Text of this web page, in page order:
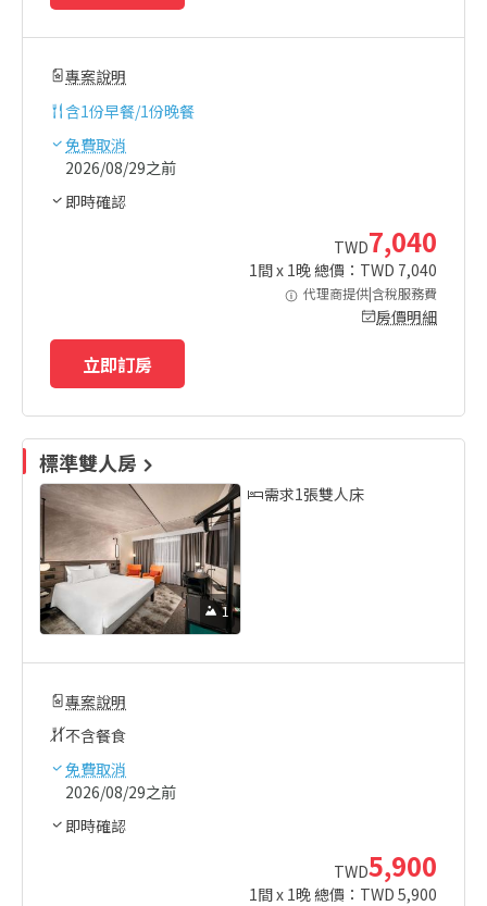
專案說明
含1份早餐/1份晚餐
免費取消
2026/08/29之前
即時確認
TWD7,040
1間 x 1晚 總價：TWD 7,040
代理商提供|含稅服務費
房價明細
立即訂房
標準雙人房
1
需求1張雙人床
專案說明
不含餐食
免費取消
2026/08/29之前
即時確認
TWD5,900
1間 x 1晚 總價：TWD 5,900